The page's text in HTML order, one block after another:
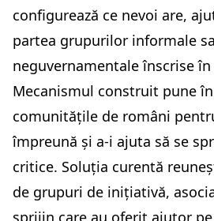
configurează ce nevoi are,
partea grupurilor informale
neguvernamentale înscrise
Mecanismul construit pune
comunitățile de români
împreună și a-i ajuta să se
critice. Soluția curentă
de grupuri de inițiativă,